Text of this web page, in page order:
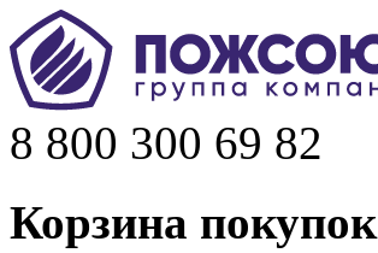
8 800 300 69 82
Корзина покупок